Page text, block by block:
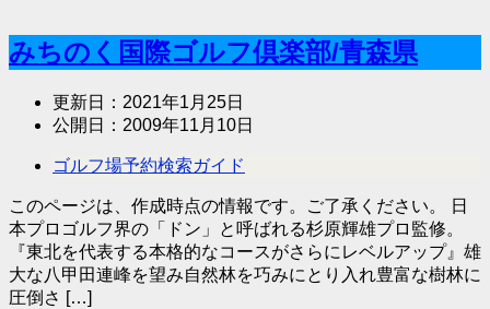
みちのく国際ゴルフ倶楽部/青森県
更新日： 2021年1月25日
公開日： 2009年11月10日
ゴルフ場予約検索ガイド
このページは、作成時点の情報です。ご了承ください。 日
本プロゴルフ界の「ドン」と呼ばれる杉原輝雄プロ監修。
『東北を代表する本格的なコースがさらにレベルアップ』雄
大な八甲田連峰を望み自然林を巧みにとり入れ豊富な樹林に
圧倒さ […]